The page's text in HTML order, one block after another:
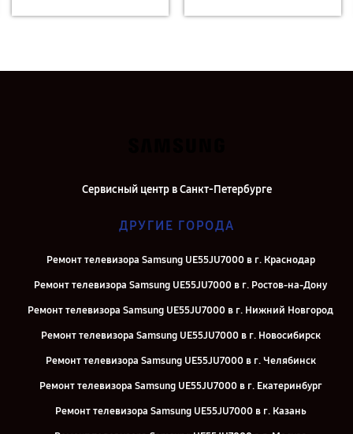
Сервисный центр в Санкт-Петербурге
ДРУГИЕ ГОРОДА
Ремонт телевизора Samsung UE55JU7000 в г. Краснодар
Ремонт телевизора Samsung UE55JU7000 в г. Ростов-на-Дону
Ремонт телевизора Samsung UE55JU7000 в г. Нижний Новгород
Ремонт телевизора Samsung UE55JU7000 в г. Новосибирск
Ремонт телевизора Samsung UE55JU7000 в г. Челябинск
Ремонт телевизора Samsung UE55JU7000 в г. Екатеринбург
Ремонт телевизора Samsung UE55JU7000 в г. Казань